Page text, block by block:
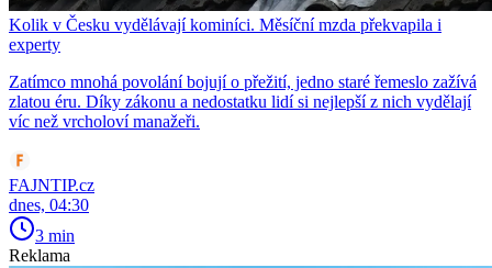
Kolik v Česku vydělávají kominíci. Měsíční mzda překvapila i
experty
Zatímco mnohá povolání bojují o přežití, jedno staré řemeslo zažívá
zlatou éru. Díky zákonu a nedostatku lidí si nejlepší z nich vydělají
víc než vrcholoví manažeři.
FAJNTIP.cz
dnes, 04:30
3 min
Reklama